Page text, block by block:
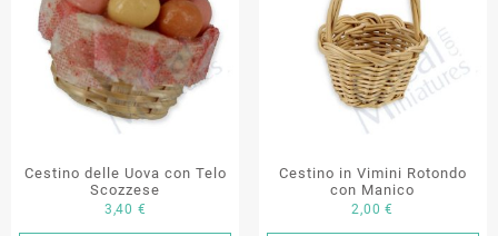
Cestino delle Uova con Telo
Scozzese
3,40 €
Cestino in Vimini Rotondo
con Manico
2,00€